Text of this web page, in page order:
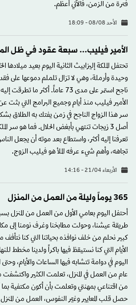
فترة من الزمن، فالآتي أعظم.
الأحد 08/08 - 18:09
الأمير فيليب... سبعة عقود في ظل
تحتفل الملكة إليزابيث الثانية اليوم بعيد
وحيدة وأرملة، وهي لا تزال تلملم دموعها على
ناجح استمر على مدى 73 عاماً.
الأمير فيليب منذ أيام وجميع البرامج التي بثت
سر هذا الزواج الناجح في زمن يفتك به الطلاق
أصل 3 زيجات تنتهي بأبغض الحلال. فما هو سر
تعرفنا إليه أكثر، واستطاع بعد موته أن يجعل
تجاهه، وأهم شيء عرفه الملأ هو فيليب الزوج.
الأربعاء 21/04 - 14:16
365 يوماً وليلة من العمل من المنزل
أحتفل اليوم بعامي الأول من العمل من المنزل
طريقة عيشنا، وحولت مطابخنا وغرف نومنا إلى
كبير نحلم من خلف نوافذه بحياتنا التي كنا نتأفف
الأيام التي كنا نستيقظ فيها باكراً ولدينا مخطط
اليوم في دوامة تتشابه فيها الساعات والأيام،
عام من العمل في المنزل، تعلمت الكثير واكتشفت
من اقتناعي بمهنتي وتعلمت بأن أكون مكتفية
حصل قلب المعايير وغيّر النفوس، العمل من